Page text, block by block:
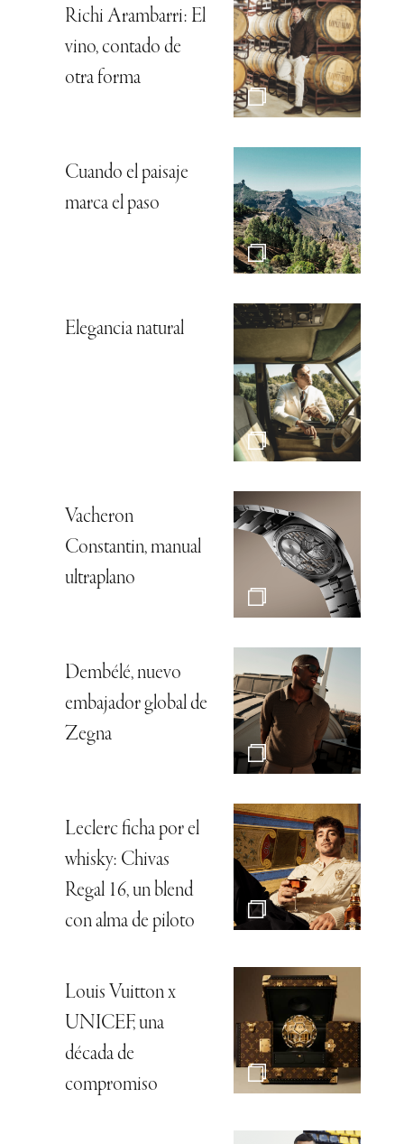
Richi Arambarri: El
vino, contado de
otra forma
Cuando el paisaje
marca el paso
Elegancia natural
Vacheron
Constantin, manual
ultraplano
Dembélé, nuevo
embajador global de
Zegna
Leclerc ficha por el
whisky: Chivas
Regal 16, un blend
con alma de piloto
Louis Vuitton x
UNICEF, una
década de
compromiso